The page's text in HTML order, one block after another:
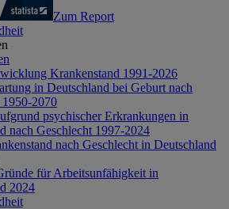
Zum Report
Krankenstand 1991-2026
in Deutschland bei Geburt nach
2070
psychischer Erkrankungen in
nach Geschlecht 1997-2024
nach Geschlecht in Deutschland
für Arbeitsunfähigkeit in
2024